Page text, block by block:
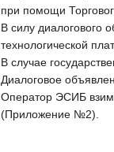
при помощи
В силу диалогового
технологической
В случае
Диалоговое
Оператор ЭСИБ
(Приложение №2).